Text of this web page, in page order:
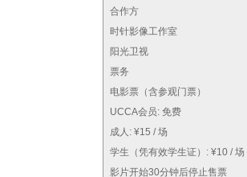
合作方
时针影像工作室
阳光卫视
票务
电影票（含参观门票）
UCCA会员: 免费
成人: ¥15 / 场
学生（凭有效学生证）: ¥10 / 场
影片开始30分钟后停止售票